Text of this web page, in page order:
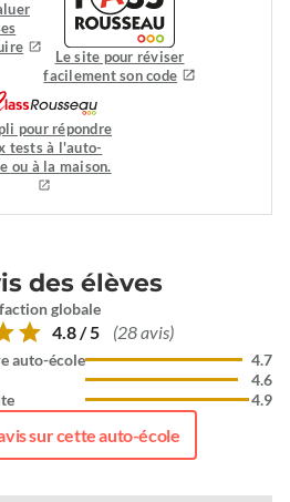
Le site pour réviser
facilement son code
pour répondre
tests à l'auto-
ou à la maison.
des élèves
globale
4.8 / 5 (28 avis)
auto-école
4.7
4.6
4.9
sur cette auto-école